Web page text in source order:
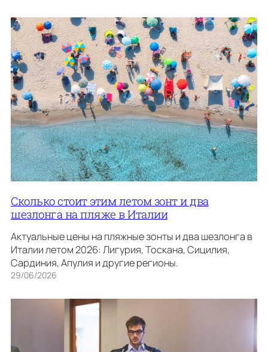
Сколько стоит этим летом зонт и два
шезлонга на пляже в Италии
Актуальные цены на пляжные зонты и два шезлонга в
Италии летом 2026: Лигурия, Тоскана, Сицилия,
Сардиния, Апулия и другие регионы.
29/06/2026